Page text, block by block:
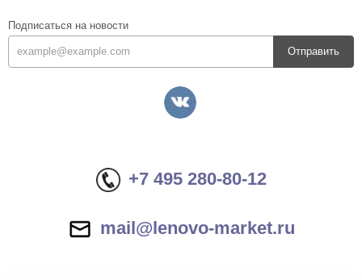
Подписаться на новости
Отправить
+7 495 280-80-12
mail@lenovo-market.ru